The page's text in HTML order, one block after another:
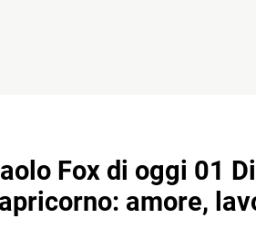
Fox di oggi 01
amore,